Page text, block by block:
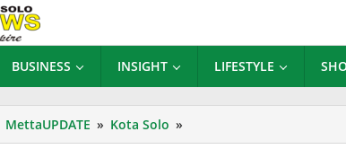
BUSINESS INSIGHT LIFESTYLE
MettaUPDATE » Kota Solo »
Dr.